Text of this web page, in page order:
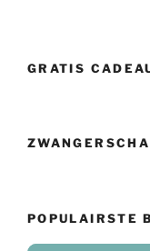
GRATIS
POPULAIRSTE